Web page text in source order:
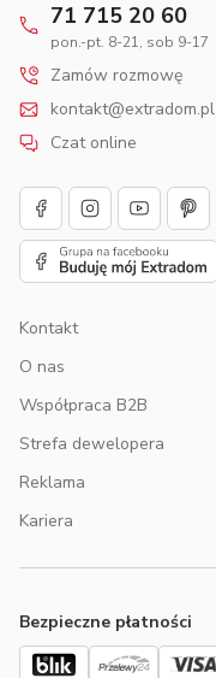
71 715 20 60
pon.-pt. 8-21, sob 9-17
Zamów rozmowę
kontakt@extradom.pl
Czat online
Kontakt
O nas
Współpraca B2B
Strefa dewelopera
Reklama
Kariera
Bezpieczne płatności